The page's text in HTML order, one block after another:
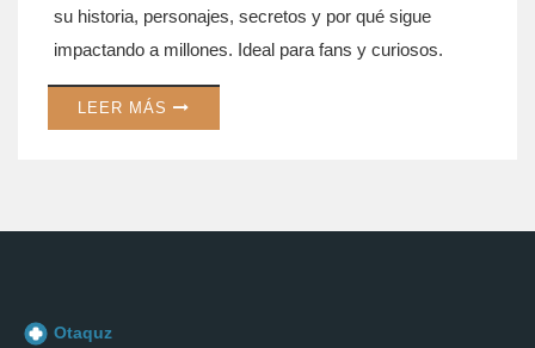
su historia, personajes, secretos y por qué sigue
impactando a millones. Ideal para fans y curiosos.
LEER MÁS